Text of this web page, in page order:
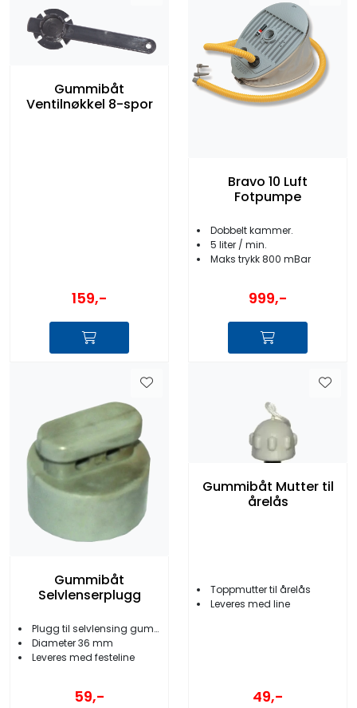
Gummibåt
Ventilnøkkel 8-spor
159,-
Bravo 10 Luft
Fotpumpe
Dobbelt kammer.
5 liter / min.
Maks trykk 800 mBar
999,-
Gummibåt
Selvlenserplugg
Plugg til selvlensing gummibåt
Diameter 36 mm
Leveres med festeline
59,-
Gummibåt Mutter til
årelås
Toppmutter til årelås
Leveres med line
49,-